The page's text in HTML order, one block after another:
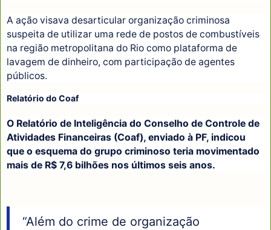
A ação visava desarticular organização criminosa
suspeita de utilizar uma rede de postos de combustíveis
na região metropolitana do Rio como plataforma de
lavagem de dinheiro, com participação de agentes
públicos.
Relatório do Coaf
O Relatório de Inteligência do Conselho de Controle de
Atividades Financeiras (Coaf), enviado à PF, indicou
que o esquema do grupo criminoso teria movimentado
mais de R$ 7,6 bilhões nos últimos seis anos.
“Além do crime de organização